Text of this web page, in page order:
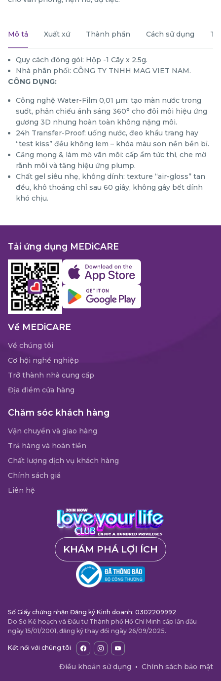
Mô tả Xuất xứ Thành phần Cách sử dụng
Quy cách đóng gói: Hộp -1 Cây x 2.5g.
Nhà phân phối: CÔNG TY TNHH MAG VIET NAM.
CÔNG DỤNG:
Công nghệ Water-Film 0,01 µm: tạo màn nước trong
suốt, phản chiếu ánh sáng 360° cho đôi môi hiệu ứng
gương 3D nhưng hoàn toàn không nặng môi.
24h Transfer-Proof: uống nước, đeo khẩu trang hay
“test kiss” đều không lem – khóa màu son nền bền bỉ.
Căng mọng & làm mờ vân môi: cấp ẩm tức thì, che mờ
rãnh môi và tăng hiệu ứng plump.
Chất gel siêu nhẹ, không dính: texture “air-gloss” tan
đều, khô thoáng chỉ sau 60 giây, không gây bết dính
khó chịu.
Tải ứng dụng MEDiCARE
Về MEDiCARE
Về chúng tôi
Cơ hội nghề nghiệp
Trở thành nhà cung cấp
Địa điểm cửa hàng
Chăm sóc khách hàng
Vận chuyển và giao hàng
Trả hàng và hoàn tiền
Chất lượng dịch vụ khách hàng
Chính sách giá
Liên hệ
KHÁM PHÁ LỢI ÍCH
Số Giấy chứng nhận Đăng ký Kinh doanh: 0302209992
Do Sở Kế hoạch và Đầu tư Thành phố Hồ Chí Minh cấp lần đầu
ngày 15/01/2001, đăng ký thay đổi ngày 26/09/2025.
Kết nối với chúng tôi
Điều khoản sử dụng • Chính sách bảo mật